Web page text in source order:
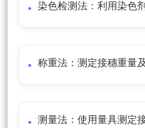
染色检测法：利用染色
称重法：测定接穗重量
测量法：使用量具测定